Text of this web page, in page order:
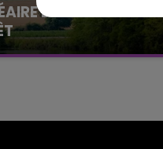
DE CHOOZ
que la centrale